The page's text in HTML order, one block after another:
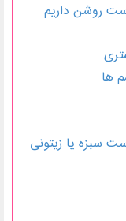
روشن داریم
ها
سبزه یا زیتونی